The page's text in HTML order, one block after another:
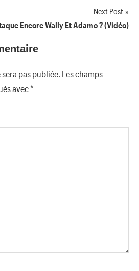
Next Post
Encore Wally Et Adamo ? (Vidéo)
pas publiée. Les champs
avec*